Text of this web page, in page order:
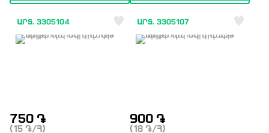
ԱՐՏ. 3305104
750 ֏
(15 ֏ /Հ)
ԱՐՏ. 3305107
900 ֏
(18 ֏ /Հ)